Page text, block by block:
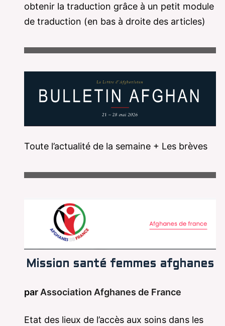
obtenir la traduction grâce à un petit module
de traduction (en bas à droite des articles)
Toute l’actualité de la semaine + Les brèves
Mission santé femmes afghanes
par Association Afghanes de France
Etat des lieux de l’accès aux soins dans les